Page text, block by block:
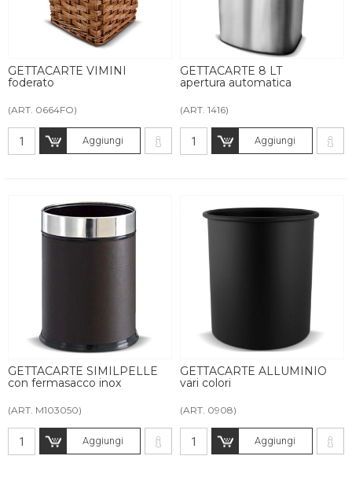
GETTACARTE VIMINI
foderato
(ART. 0664FO)
Aggiungi
GETTACARTE 8 LT
apertura automatica
(ART. 1416)
Aggiungi
GETTACARTE SIMILPELLE
con fermasacco inox
(ART. M103050)
Aggiungi
GETTACARTE ALLUMINIO
vari colori
(ART. 0908)
Aggiungi